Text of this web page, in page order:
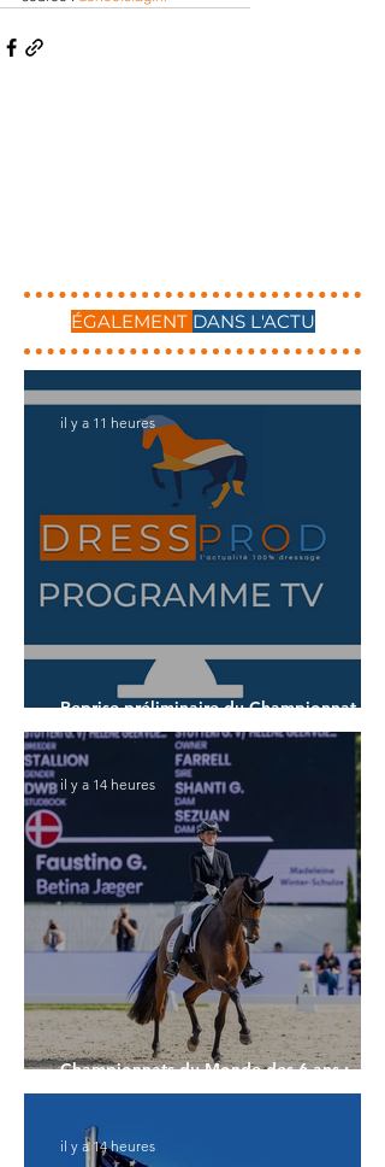
ÉGALEMENT DANS L'ACTU
Reprise préliminaire du Championnat du
Monde des 5 ans
il y a 11 heures
Championnats du Monde des 6 ans :
Faustino G prend les commandes
il y a 14 heures
il y a 14 heures